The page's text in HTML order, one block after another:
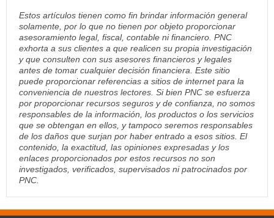
Estos artículos tienen como fin brindar información general
solamente, por lo que no tienen por objeto proporcionar
asesoramiento legal, fiscal, contable ni financiero. PNC
exhorta a sus clientes a que realicen su propia investigación
y que consulten con sus asesores financieros y legales
antes de tomar cualquier decisión financiera. Este sitio
puede proporcionar referencias a sitios de internet para la
conveniencia de nuestros lectores. Si bien PNC se esfuerza
por proporcionar recursos seguros y de confianza, no somos
responsables de la información, los productos o los servicios
que se obtengan en ellos, y tampoco seremos responsables
de los daños que surjan por haber entrado a esos sitios. El
contenido, la exactitud, las opiniones expresadas y los
enlaces proporcionados por estos recursos no son
investigados, verificados, supervisados ni patrocinados por
PNC.